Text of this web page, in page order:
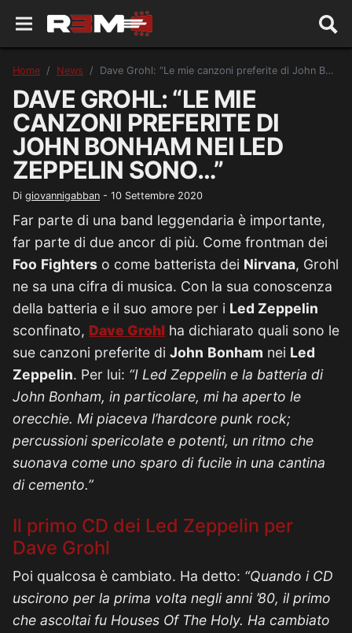
Home News Dave Grohl: “Le mie canzoni preferite di John Bonham nei Led Zeppelin sono…”
DAVE GROHL: “LE MIE
CANZONI PREFERITE DI
JOHN BONHAM NEI LED
ZEPPELIN SONO…”
Di giovannigabban - 10 Settembre 2020
Far parte di una band leggendaria è importante,
far parte di due ancor di più. Come frontman dei
Foo Fighters o come batterista dei Nirvana, Grohl
ne sa una cifra di musica. Con la sua conoscenza
della batteria e il suo amore per i Led Zeppelin
sconfinato, Dave Grohl ha dichiarato quali sono le
sue canzoni preferite di John Bonham nei Led
Zeppelin. Per lui: “I Led Zeppelin e la batteria di
John Bonham, in particolare, mi ha aperto le
orecchie. Mi piaceva l’hardcore punk rock;
percussioni spericolate e potenti, un ritmo che
suonava come uno sparo di fucile in una cantina
di cemento.”
Il primo CD dei Led Zeppelin per
Dave Grohl
Poi qualcosa è cambiato. Ha detto: “Quando i CD
uscirono per la prima volta negli anni ’80, il primo
che ascoltai fu Houses Of The Holy. Ha cambiato